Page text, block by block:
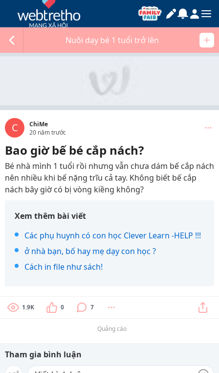
Nuôi dạy bé 1 tuổi trở lên
C
ChiMe
20 năm trước
Bao giờ bế bé cắp nách?
Bé nhà mình 1 tuổi rồi nhưng vẫn chưa dám bế cắp nách
nên nhiều khi bế nặng trĩu cả tay. Không biết bế cắp
nách bây giờ có bị vòng kiềng không?
Xem thêm bài viết
Các phụ huynh có con học Clever Learn -HELP !!!
ở nhà bạn, bố hay mẹ dạy con học ?
Cách in file như sách!
1.9K 0 7
Quảng cáo
Tham gia bình luận